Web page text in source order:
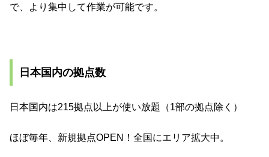
で、より集中して作業が可能です。
日本国内の拠点数
日本国内は215拠点以上が使い放題（1部の拠点除く）
ほぼ毎年、新規拠点OPEN！全国にエリア拡大中。